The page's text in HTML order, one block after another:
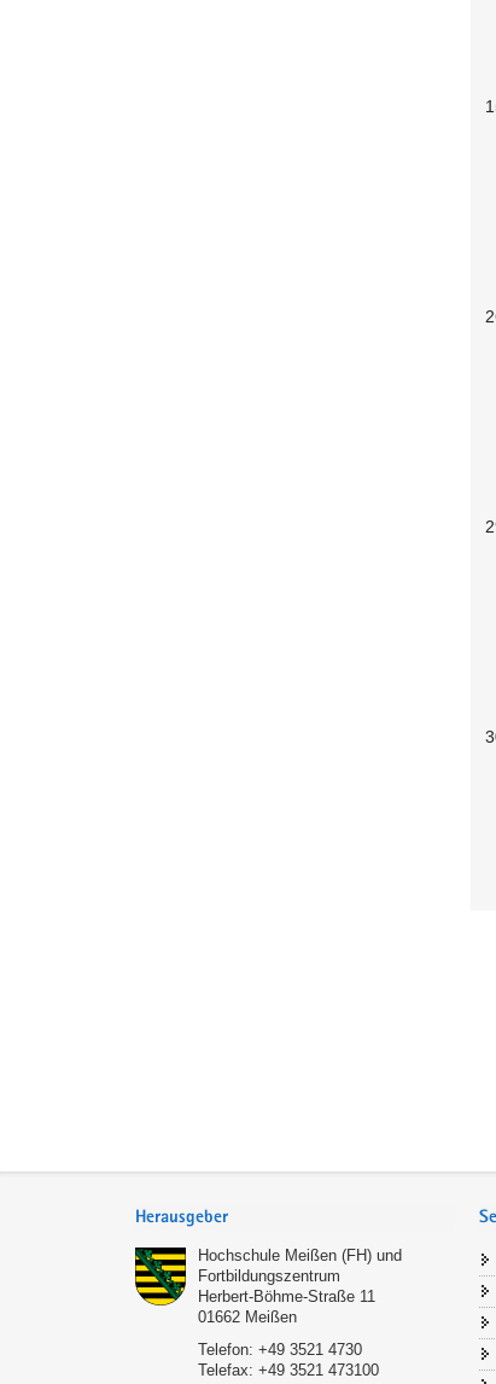
Herausgeber
Hochschule Meißen (FH) und
Fortbildungszentrum
Herbert-Böhme-Straße 11
01662 Meißen
Telefon: +49 3521 4730
Telefax: +49 3521 473100